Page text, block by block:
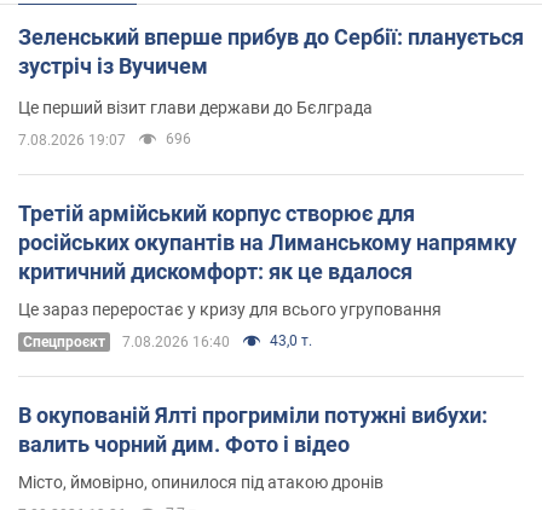
Зеленський вперше прибув до Сербії: планується
зустріч із Вучичем
Це перший візит глави держави до Бєлграда
7.08.2026 19:07 696
Третій армійський корпус створює для
російських окупантів на Лиманському напрямку
критичний дискомфорт: як це вдалося
Це зараз переростає у кризу для всього угруповання
Cпецпроєкт 7.08.2026 16:40 43,0 т.
В окупованій Ялті прогриміли потужні вибухи:
валить чорний дим. Фото і відео
Місто, ймовірно, опинилося під атакою дронів